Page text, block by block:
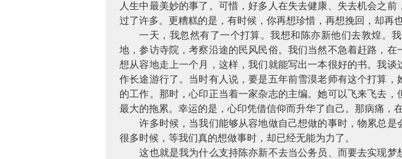
人生中最美妙的事了。可惜，好多人在失去健康、失去机会之
过了许多。更糟糕的是，有时候，你再想珍惜，再想挽回，却再
一天，我忽然有了一个打算。我想和陈亦新他们去敦煌。
地，参访寺院，考察沿途的民风民俗。我们当然不急着赶路，
想从容地走上一个月，这样，我们就能写出一本很好的书。我
作长途游行了。当时有人说，要是五年前雪漠老师有这个打算
的工作。那时，心印正当着一家杂志的主编。她可以飞来飞去
最大的拖累。幸运的是，心印凭借信仰而升华了自己。那病痛，
许多时候，当我们能够从容地做自己想做的事时，物累总
很多时候，等我们真的想做事时，却已经无能为力了。
这也就是我为什么支持陈亦新不去当公务员、而要去实现